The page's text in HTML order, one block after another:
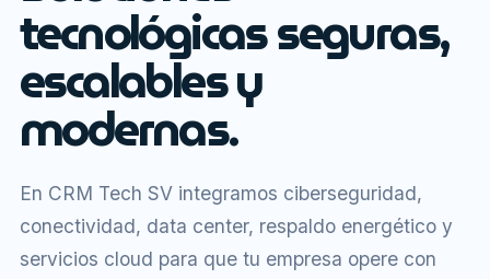
tecnológicas seguras,
escalables y
modernas.
En CRM Tech SV integramos ciberseguridad,
conectividad, data center, respaldo energético y
servicios cloud para que tu empresa opere con